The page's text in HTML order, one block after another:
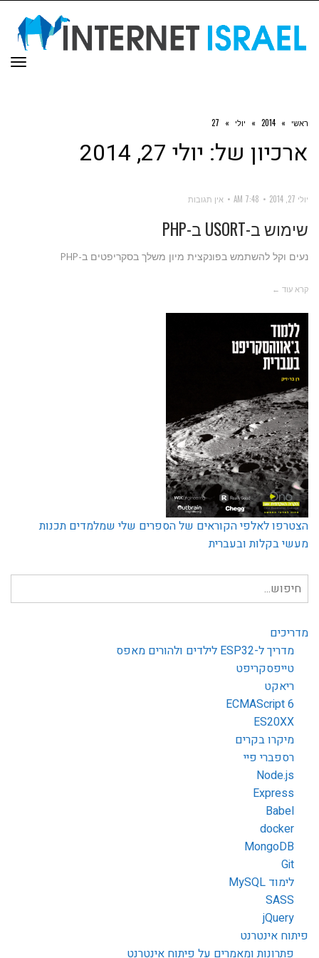
ראשי »
2014
» יולי »
27
ארכיון של: יולי 27, 2014
יולי 27, 2014 7:48 AM אין תגובות
שימוש ב-USORT ב-PHP
נעים וקל להשתמש בפונקצית מיון משלך בסקריפטים ב-PHP
קרא עוד ←
הצטרפו לאלפי הקוראים של הספרים שלי שמלמדים תכנות
מעשי בקלות ובעברית
חיפוש
עבור:
מדריכים
מדריך ל-ESP32 לילדים ולהורים מאפס
טייפסקריפט
ריאקט
ECMAScript 6
ES20XX
מיקרו בקרים
רספברי פיי
Node.js
Express
Babel
docker
MongoDB
Git
לימוד MySQL
SASS
jQuery
פיתוח אינטרנט
פתרונות ומאמרים על פיתוח אינטרנט